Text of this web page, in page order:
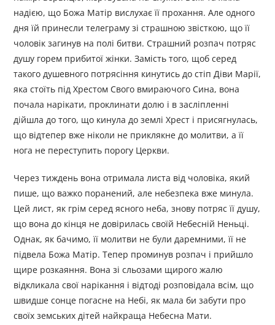
надією, що Божа Матір вислухає її прохання. Але одного
дня їй принесли телеграму зі страшною звісткою, що її
чоловік загинув на полі битви. Страшний розпач потряс
душу горем прибитої жінки. Замість того, щоб серед
такого душевного потрясіння кинутись до стіп Діви Марії,
яка стоїть під Хрестом Свого вмираючого Сина, вона
почала нарікати, проклинати долю і в засліпленні
дійшла до того, що кинула до землі Хрест і присягнулась,
що відтепер вже ніколи не приклякне до молитви, а її
нога не переступить порогу Церкви.
Через тиждень вона отримала листа від чоловіка, який
пише, що важко поранений, але небезпека вже минула.
Цей лист, як грім серед ясного неба, знову потряс її душу,
що вона до кінця не довірилась своїй Небесній Неньці.
Однак, як бачимо, її молитви не були даремними, її не
підвела Божа Матір. Тепер проминув розпач і прийшло
щире розкаяння. Вона зі сльозами щирого жалю
відкликала свої нарікання і відтоді розповідала всім, що
швидше сонце погасне на Небі, як мала би забути про
своїх земських дітей найкраща Небесна Мати.